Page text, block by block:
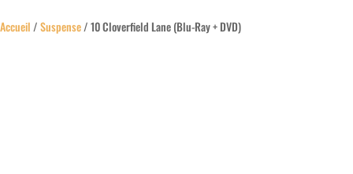
Accueil/Suspense/ 10 Cloverfield Lane (Blu-Ray + DVD)